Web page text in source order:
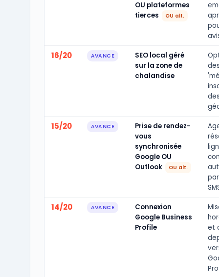
OU plateformes
tierces
OU alt.
16/20 AVANCE
SEO local géré
sur la zone de
chalandise
15/20 AVANCE
Prise de rendez-
vous
synchronisée
Google OU
Outlook
OU alt.
14/20 AVANCE
Connexion
Google Business
Profile
et